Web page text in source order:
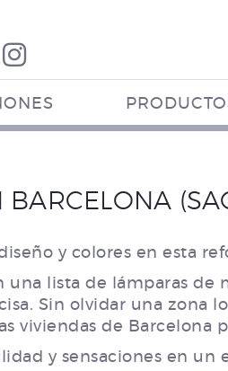
BARCELONA
y colores en esta
lista de lámparas de
Sin olvidar una zona
viviendas de Barcelona
y sensaciones en un